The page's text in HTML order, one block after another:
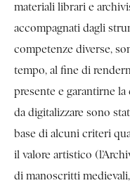
materiali librari e
accompagnati dagli
competenze diverse,
tempo, al fine di
presente e garantirne
da digitalizzare sono
base di alcuni criteri
il valore artistico
di manoscritti